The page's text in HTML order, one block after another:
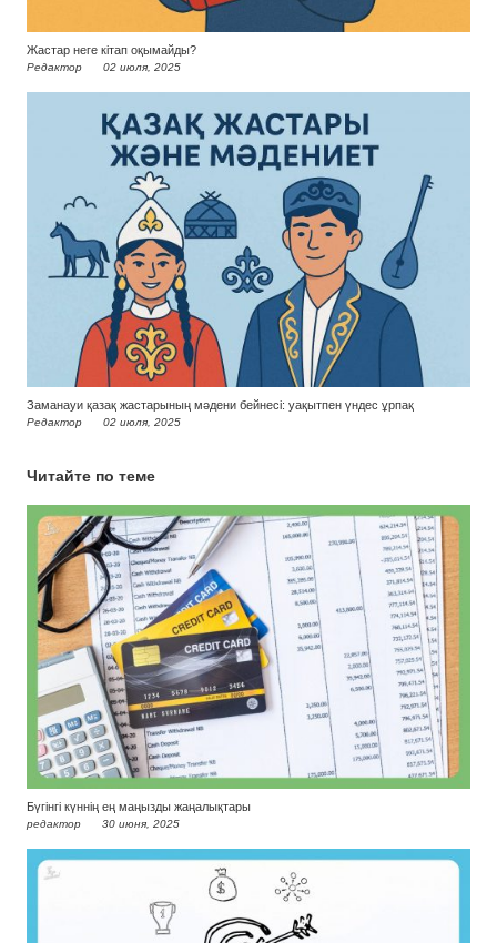
Жастар неге кітап оқымайды?
Редактор 02 июля, 2025
Заманауи қазақ жастарының мәдени бейнесі: уақытпен үндес ұрпақ
Редактор 02 июля, 2025
Читайте по теме
Бүгінгі күннің ең маңызды жаңалықтары
редактор 30 июня, 2025